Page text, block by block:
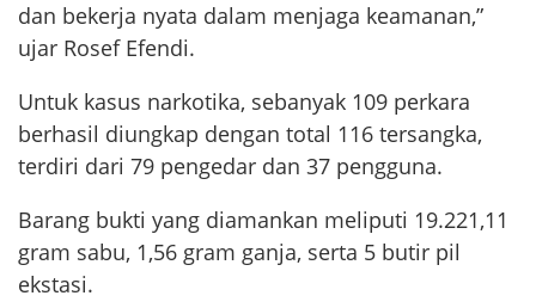
dan bekerja nyata dalam menjaga keamanan,”
ujar Rosef Efendi.
Untuk kasus narkotika, sebanyak 109 perkara
berhasil diungkap dengan total 116 tersangka,
terdiri dari 79 pengedar dan 37 pengguna.
Barang bukti yang diamankan meliputi 19.221,11
gram sabu, 1,56 gram ganja, serta 5 butir pil
ekstasi.